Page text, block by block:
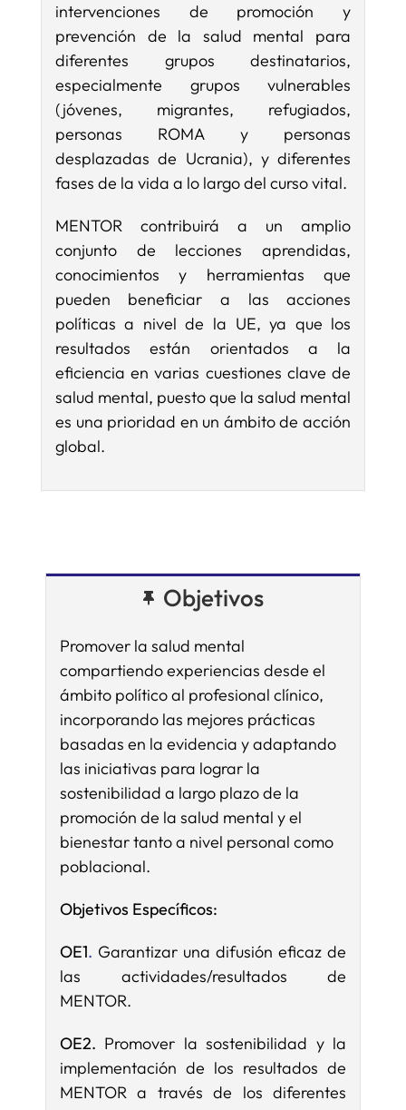
intervenciones de promoción y
prevención de la salud mental para
diferentes grupos destinatarios,
especialmente grupos vulnerables
(jóvenes, migrantes, refugiados,
personas ROMA y personas
desplazadas de Ucrania), y diferentes
fases de la vida a lo largo del curso vital.
MENTOR contribuirá a un amplio
conjunto de lecciones aprendidas,
conocimientos y herramientas que
pueden beneficiar a las acciones
políticas a nivel de la UE, ya que los
resultados están orientados a la
eficiencia en varias cuestiones clave de
salud mental, puesto que la salud mental
es una prioridad en un ámbito de acción
global.
Objetivos
Promover la salud mental
compartiendo experiencias desde el
ámbito político al profesional clínico,
incorporando las mejores prácticas
basadas en la evidencia y adaptando
las iniciativas para lograr la
sostenibilidad a largo plazo de la
promoción de la salud mental y el
bienestar tanto a nivel personal como
poblacional.
Objetivos Específicos:
OE1. Garantizar una difusión eficaz de
las actividades/resultados de
MENTOR.
OE2. Promover la sostenibilidad y la
implementación de los resultados de
MENTOR a través de los diferentes